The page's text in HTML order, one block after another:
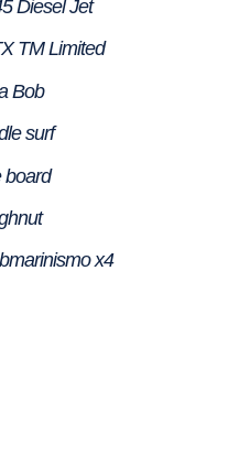
Diesel Jet
TM Limited
Bob
surf
board
x4